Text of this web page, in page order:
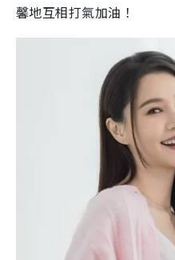
馨地互相打氣加油！